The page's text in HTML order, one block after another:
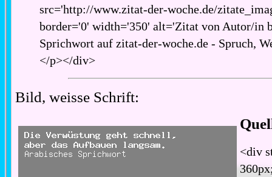
src='http://www.zitat-der-woche.de/
border='0' width='350' alt='Zitat von Autor/in
Sprichwort auf zitat-der-woche.de - Spruch,
</p></div>
Bild, weisse Schrift:
<div